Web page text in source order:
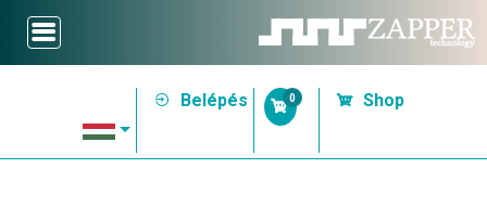
Belépés 0 Shop